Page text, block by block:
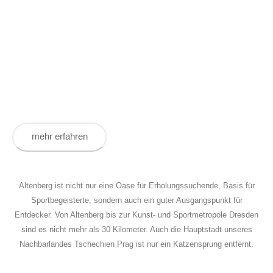
mehr erfahren
Altenberg ist nicht nur eine Oase für Erholungssuchende, Basis für
Sportbegeisterte, sondern auch ein guter Ausgangspunkt für
Entdecker. Von Altenberg bis zur Kunst- und Sportmetropole Dresden
sind es nicht mehr als 30 Kilometer. Auch die Hauptstadt unseres
Nachbarlandes Tschechien Prag ist nur ein Katzensprung entfernt.